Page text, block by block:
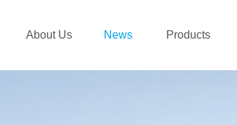
About Us News Products